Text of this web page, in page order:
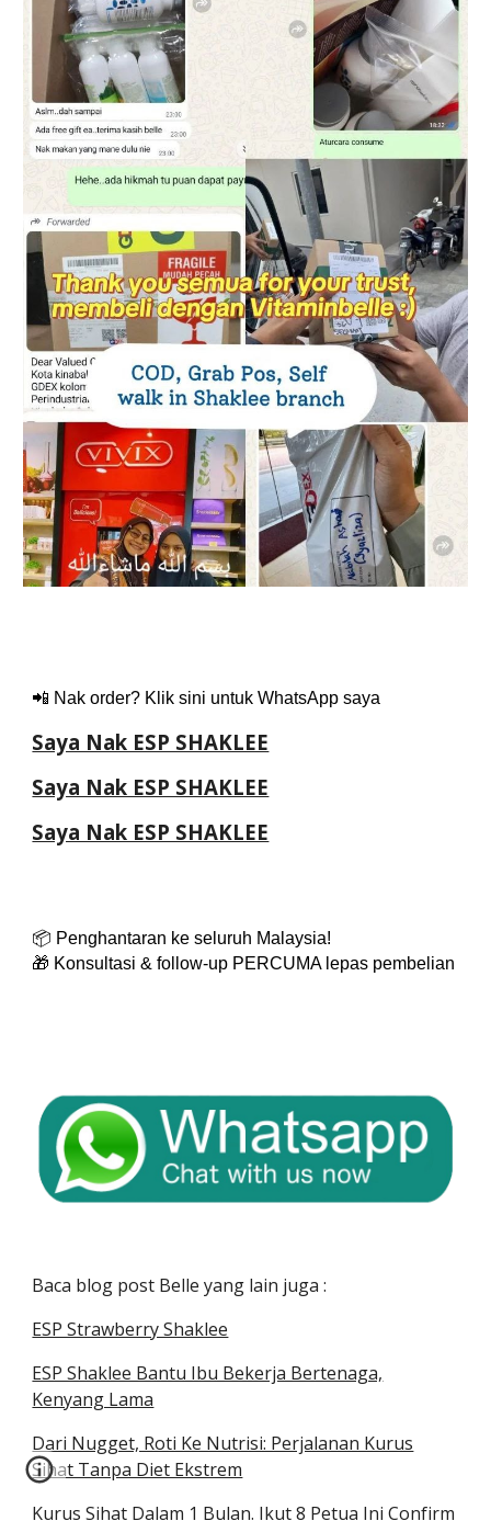
📲 Nak order? Klik sini untuk WhatsApp saya
Saya Nak ESP SHAKLEE
Saya Nak ESP SHAKLEE
Saya Nak ESP SHAKLEE
📦 Penghantaran ke seluruh Malaysia!
🎁 Konsultasi & follow-up PERCUMA lepas pembelian
Baca blog post Belle yang lain juga :
ESP Strawberry Shaklee
ESP Shaklee Bantu Ibu Bekerja Bertenaga,
Kenyang Lama
Dari Nugget, Roti Ke Nutrisi: Perjalanan Kurus
Sihat Tanpa Diet Ekstrem
Kurus Sihat Dalam 1 Bulan. Ikut 8 Petua Ini Confirm